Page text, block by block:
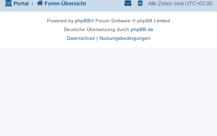
Portal Foren-Übersicht Alle Zeiten sind UTC+01:00
Powered by phpBB® Forum Software © phpBB Limited
Deutsche Übersetzung durch phpBB.de
Datenschutz| Nutzungsbedingungen